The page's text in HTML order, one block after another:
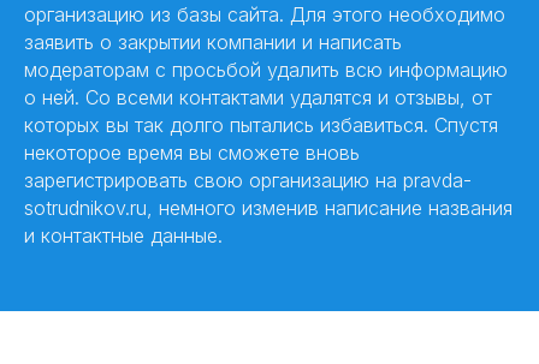
организацию из базы сайта. Для этого необходимо
заявить о закрытии компании и написать
модераторам с просьбой удалить всю информацию
о ней. Со всеми контактами удалятся и отзывы, от
которых вы так долго пытались избавиться. Спустя
некоторое время вы сможете вновь
зарегистрировать свою организацию на pravda-
sotrudnikov.ru, немного изменив написание названия
и контактные данные.